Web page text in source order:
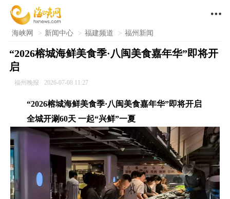

海峡网 > 新闻中心 > 福建频道 > 福州新闻
“2026榕城海鲜美食季·八闽美食嘉年华”即将开
启
福州晚报 2026-07-08 11:27
“2026榕城海鲜美食季·八闽美食嘉年华”即将开启
全城开涮60天 一起“兴鲜”一夏